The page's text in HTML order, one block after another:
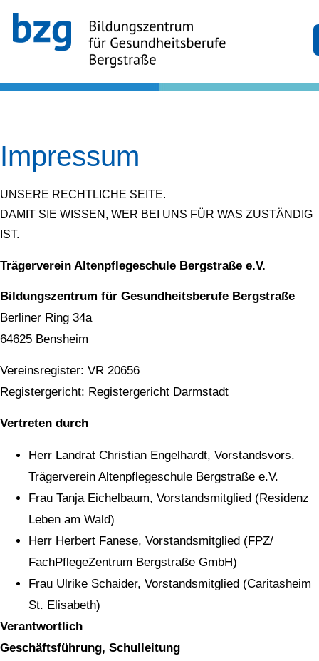
Impressum
UNSERE RECHTLICHE SEITE.
DAMIT SIE WISSEN, WER BEI UNS FÜR WAS ZUSTÄNDIG
IST.
Trägerverein Altenpflegeschule Bergstraße e.V.
Bildungszentrum für Gesundheitsberufe Bergstraße
Berliner Ring 34a
64625 Bensheim
Vereinsregister: VR 20656
Registergericht: Registergericht Darmstadt
Vertreten durch
Herr Landrat Christian Engelhardt, Vorstandsvors.
Trägerverein Altenpflegeschule Bergstraße e.V.
Frau Tanja Eichelbaum, Vorstandsmitglied (Residenz
Leben am Wald)
Herr Herbert Fanese, Vorstandsmitglied (FPZ/
FachPflegeZentrum Bergstraße GmbH)
Frau Ulrike Schaider, Vorstandsmitglied (Caritasheim
St. Elisabeth)
Verantwortlich
Geschäftsführung, Schulleitung